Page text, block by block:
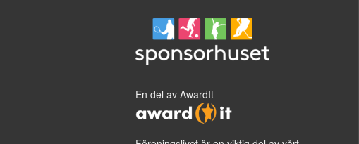
En del av AwardIt